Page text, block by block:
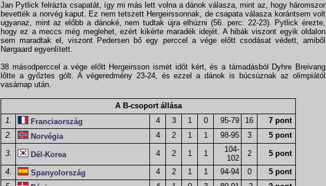
Jan Pytlick felrázta csapatát, így mi más lett volna a dánok válasza, mint az, hogy háromszor
bevették a norvég kaput. Ez nem tetszett Hergeirssonnak, de csapata válasza korántsem volt
ugyanaz, mint az előbb a dánoké, nem tudtak újra elhúzni (56. perc: 22-23). Pytlick érezte,
hogy ez a meccs még meglehet, ezért kikérte maradék idejét. A hibák viszont egyik oldalon
sem maradtak el, viszont Pedersen bő egy perccel a vége előtt csodásat védett, amiből
Nørgaard egyenlített.
38 másodperccel a vége előtt Hergeirsson ismét időt kért, és a támadásból Dyhre Breivang
lőtte a győztes gólt. A végeredmény 23-24, és ezzel a dánok is búcsúznak az olimpiától
vasárnap után.
A B-csoport állása
1.
Franciaország 4 3 1 0 95-79 16
7 pont
2.
Norvégia 4 2 1 1 98-95 3 5 pont
3. Dél-Korea 4 2 1 1
104-
102
2 5 pont
4. Spanyolország 4 2 1 1 94-94 0
5 pont